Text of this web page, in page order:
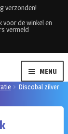
verzonden!
de winkel en
vermeld
MENU
Discobal zilver